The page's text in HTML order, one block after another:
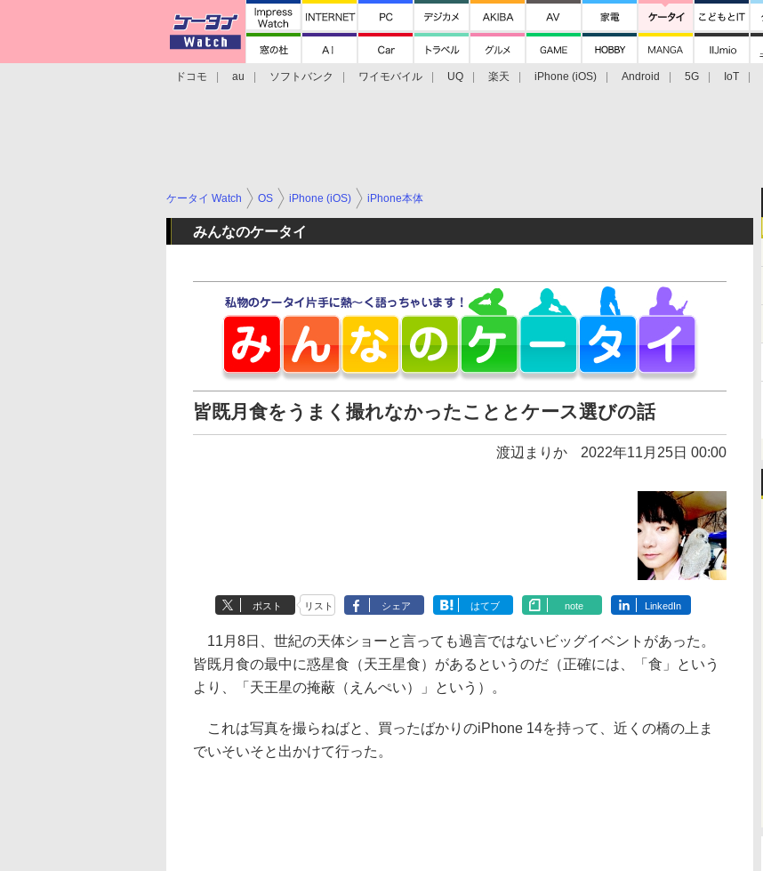
ドコモ au ソフトバンク ワイモバイル UQ 楽天 iPhone (iOS) Android 5G IoT
ケータイ Watch OS iPhone (iOS) iPhone本体
みんなのケータイ
皆既月食をうまく撮れなかったこととケース選びの話
渡辺まりか 2022年11月25日 00:00
ポスト リスト シェア はてブ note LinkedIn
11月8日、世紀の天体ショーと言っても過言ではないビッグイベントがあった。
皆既月食の最中に惑星食（天王星食）があるというのだ（正確には、「食」という
より、「天王星の掩蔽（えんぺい）」という）。
これは写真を撮らねばと、買ったばかりのiPhone 14を持って、近くの橋の上ま
でいそいそと出かけて行った。